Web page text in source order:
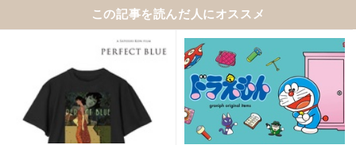
この記事を読んだ人にオススメ